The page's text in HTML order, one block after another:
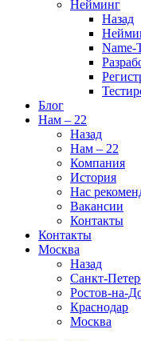
Нейминг
Назад
Name-
Блог
Нам – 22
Назад
Нам – 22
Компания
История
Нас
Вакансии
Контакты
Контакты
Москва
Назад
Санкт-
Ростов-на-
Краснодар
Москва